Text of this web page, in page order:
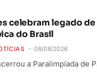
celebram legado
do Brasil
08/08/2026
a Paralimpíada de